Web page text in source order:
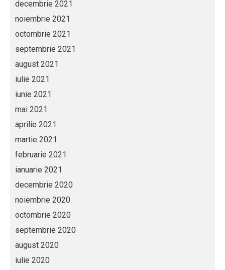
decembrie 2021
noiembrie 2021
octombrie 2021
septembrie 2021
august 2021
iulie 2021
iunie 2021
mai 2021
aprilie 2021
martie 2021
februarie 2021
ianuarie 2021
decembrie 2020
noiembrie 2020
octombrie 2020
septembrie 2020
august 2020
iulie 2020